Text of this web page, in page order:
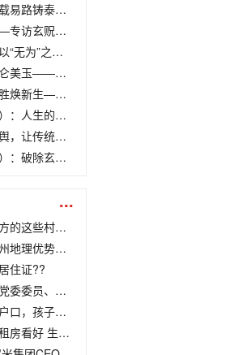
大道至简悟天机，三十载易路铸泰斗——专访当代国学泰斗、易量子老师王开勇
寻道入器，以化育心——专访玄贶道人：中华文创之根，尽在“道”中
访无为学院玄贶院长：以“无为”之智，破压胜之局——探寻文创传承的千年回响
承《周礼》司职，怀昆仑美玉——专访易学专家、茅山上清派79代弟子司瑶
护阴宅安子孙，千古压胜焕新生——探访厌胜文化的现代传承与无为学院文创的破局之路
专访玄贶院长（魏永青）：人生的最高智慧是无为！
贾凯飞：以科学重释堪舆，让传统智慧在钢筋水泥中“去魅”新生——记北京国培世纪教育科学技术院咸阳市分院院长贾凯飞
「专访」王云峰（凌雲）：破除玄学迷雾，融通古今之境——专访北京国培世纪教育科学技术院山东济南市分院长
...
白洋淀海淀区和周边地方的这些村庄很可能要搬迁
雄安新区政策落地，霸州地理优势凸显
住证??
于振海：雄安新区临时党委委员、筹备工作委员会副主任
【雄安户籍】雄安不设户口，孩子凭居住证就近入学
白沟大红门国际服装城租房看好 生意惨淡